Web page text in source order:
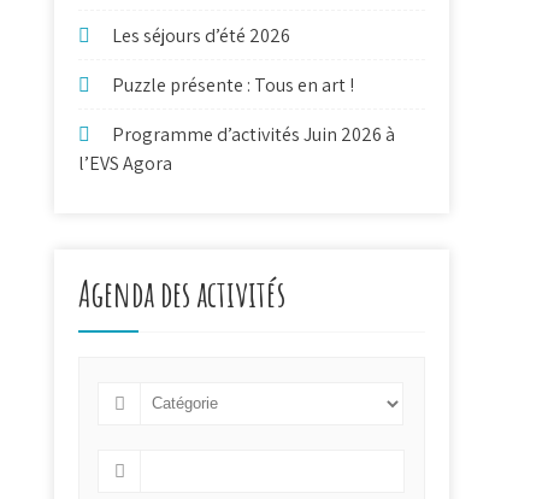
Les séjours d’été 2026
Puzzle présente : Tous en art !
Programme d’activités Juin 2026 à
l’EVS Agora
Agenda des activités